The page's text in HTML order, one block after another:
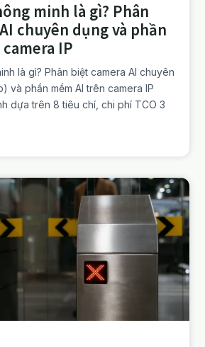
minh là gì? Phân
chuyên dụng và phần
IP
là gì? Phân biệt camera AI chuyên
và phần mềm AI trên camera IP
dựa trên 8 tiêu chí, chi phí TCO 3